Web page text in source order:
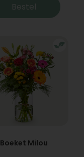
Bestel
Boeket Milou